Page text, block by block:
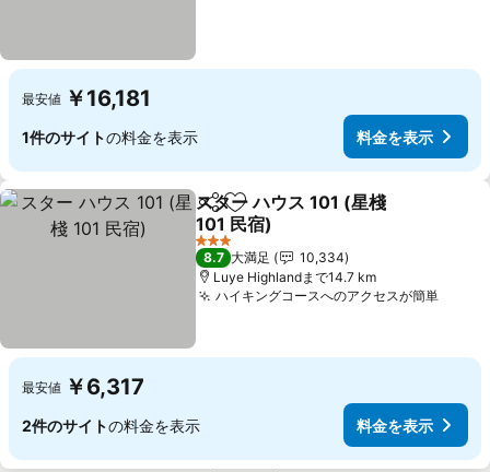
最安値 ￥16,181
1件のサイトの料金を表示 料金を表示
シェアお気に入りに追加
スター ハウス 101 (星棧
101 民宿)
料金を表示
3 ホテルのランク
8.7 大満足
10,334
Luye Highlandまで14.7 km
ハイキングコースへのアクセスが簡単料金
最安値 ￥6,317
2件のサイトの料金を表示 料金を表示